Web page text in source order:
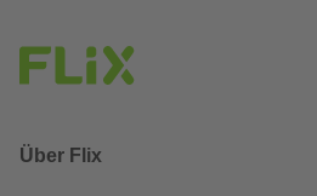
Über Flix